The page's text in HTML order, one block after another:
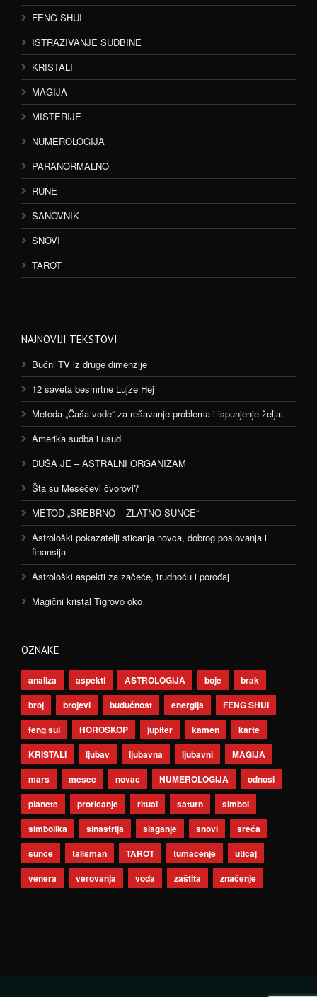
FENG SHUI
ISTRAŽIVANJE SUDBINE
KRISTALI
MAGIJA
MISTERIJE
NUMEROLOGIJA
PARANORMALNO
RUNE
SANOVNIK
SNOVI
TAROT
NAJNOVIJI TEKSTOVI
Bučni TV iz druge dimenzije
12 saveta besmrtne Lujze Hej
Metoda „Čaša vode“ za rešavanje problema i ispunjenje želja.
Amerika sudba i usud
DUŠA JE – ASTRALNI ORGANIZAM
Šta su Mesečevi čvorovi?
METOD „SREBRNO – ZLATNO SUNCE“
Astrološki pokazatelji sticanja novca, dobrog poslovanja i
finansija
Astrološki aspekti za začeće, trudnoću i porođaj
Magični kristal Tigrovo oko
OZNAKE
analiza aspekti ASTROLOGIJA boje
brak
broj
brojevi budućnost energija
FENG SHUI
feng šui
HOROSKOP jupiter kamen
karte
KRISTALI
ljubav ljubavna ljubavni
MAGIJA
mars
mesec novac NUMEROLOGIJA
odnosi
planete
proricanje ritual saturn
simbol
simbolika
sinastrija slaganje snovi
sreća
sunce
talisman TAROT tumačenje
uticaj
venera
verovanja voda zaštita značenje